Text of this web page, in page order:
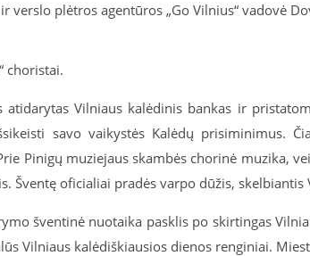
verslo plėtros agentūros „Go Vilnius“ vadovė
choristai.
atidarytas Vilniaus kalėdinis bankas ir
savo vaikystės Kalėdų prisiminimus.
Pinigų muziejaus skambės chorinė muzika,
Šventę oficialiai pradės varpo dūžis,
šventinė nuotaika pasklis po skirtingas
Vilniaus kalėdiškiausios dienos renginiai.